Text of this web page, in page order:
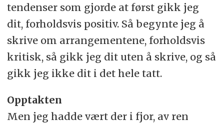
tendenser som gjorde at først gikk jeg
dit, forholdsvis positiv. Så begynte jeg å
skrive om arrangementene, forholdsvis
kritisk, så gikk jeg dit uten å skrive, og så
gikk jeg ikke dit i det hele tatt.
Opptakten
Men jeg hadde vært der i fjor, av ren